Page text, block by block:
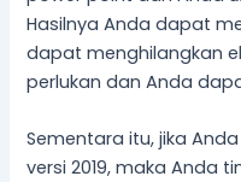
Hasilnya Anda dapat
dapat menghilangkan
perlukan dan Anda
Sementara itu, jika
versi 2019, maka Anda